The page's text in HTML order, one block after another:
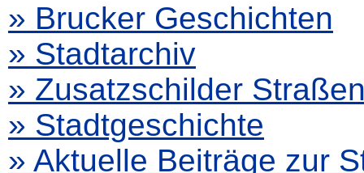
» Brucker Geschichten
» Stadtarchiv
» Zusatzschilder
» Stadtgeschichte
» Aktuelle Beiträge zur